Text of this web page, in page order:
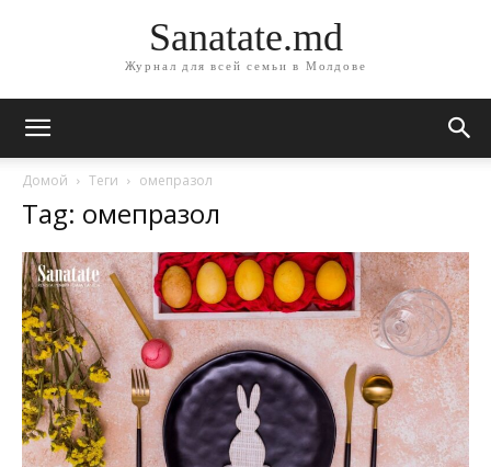
Sanatate.md
Журнал для всей семьи в Молдове
Домой Теги омепразол
Tag: омепразол